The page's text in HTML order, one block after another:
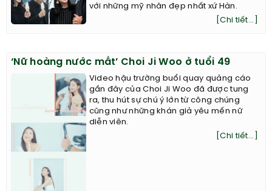
với những mỹ nhân đẹp nhất xứ Hàn.
[Chi tiết...]
‘Nữ hoàng nước mắt’ Choi Ji Woo ở tuổi 49
Video hậu trường buổi quay quảng cáo
gần đây của Choi Ji Woo đã được tung
ra, thu hút sự chú ý lớn từ công chúng
cũng như những khán giả yêu mến nữ
diễn viên.
[Chi tiết...]